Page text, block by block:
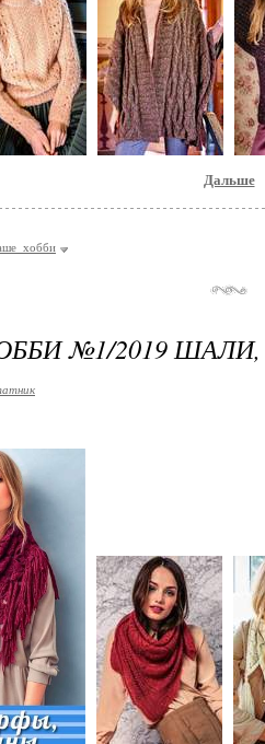
Дальше
№1/2019